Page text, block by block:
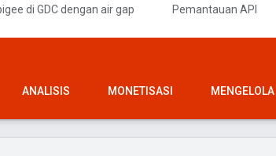
di GDC dengan air gap Pemantauan API
ANALISIS MONETISASI MENGELOLA